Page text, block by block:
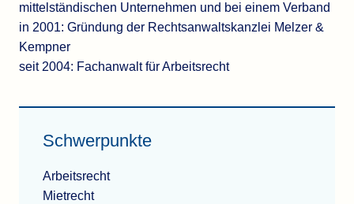
mittelständischen Unternehmen und bei einem Verband
in 2001: Gründung der Rechtsanwaltskanzlei Melzer &
Kempner
seit 2004: Fachanwalt für Arbeitsrecht
Schwerpunkte
Arbeitsrecht
Mietrecht